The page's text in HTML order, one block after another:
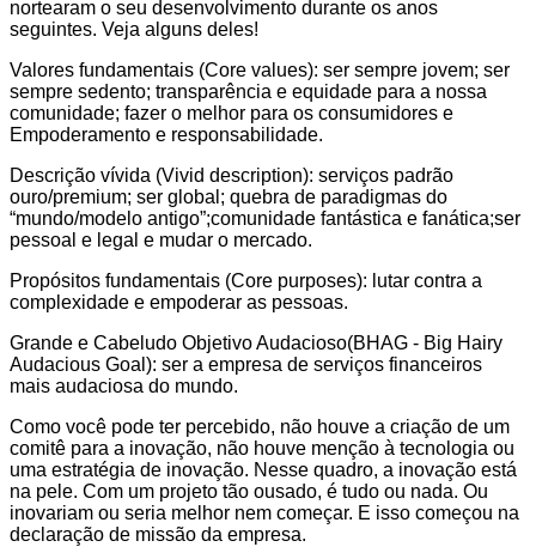
nortearam o seu desenvolvimento durante os anos
seguintes. Veja alguns deles!
Valores fundamentais (Core values): ser sempre jovem; ser
sempre sedento; transparência e equidade para a nossa
comunidade; fazer o melhor para os consumidores e
Empoderamento e responsabilidade.
Descrição vívida (Vivid description): serviços padrão
ouro/premium; ser global; quebra de paradigmas do
“mundo/modelo antigo”;comunidade fantástica e fanática;ser
pessoal e legal e mudar o mercado.
Propósitos fundamentais (Core purposes): lutar contra a
complexidade e empoderar as pessoas.
Grande e Cabeludo Objetivo Audacioso(BHAG - Big Hairy
Audacious Goal): ser a empresa de serviços financeiros
mais audaciosa do mundo.
Como você pode ter percebido, não houve a criação de um
comitê para a inovação, não houve menção à tecnologia ou
uma estratégia de inovação. Nesse quadro, a inovação está
na pele. Com um projeto tão ousado, é tudo ou nada. Ou
inovariam ou seria melhor nem começar. E isso começou na
declaração de missão da empresa.